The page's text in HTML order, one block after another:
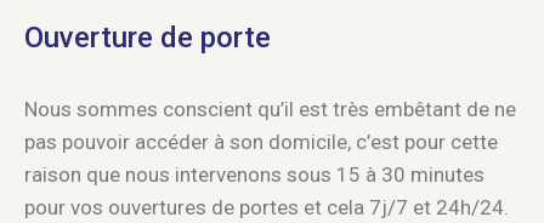
Ouverture de porte
Nous sommes conscient qu’il est très embêtant de ne
pas pouvoir accéder à son domicile, c’est pour cette
raison que nous intervenons sous 15 à 30 minutes
pour vos ouvertures de portes et cela 7j/7 et 24h/24.